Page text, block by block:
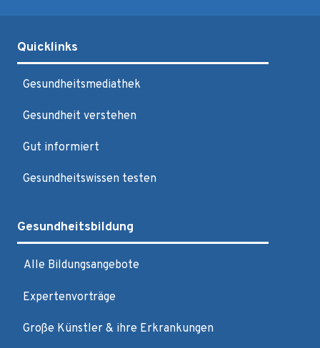
Quicklinks
Gesundheitsmediathek
Gesundheit verstehen
Gut informiert
Gesundheitswissen testen
Gesundheitsbildung
Alle Bildungsangebote
Expertenvorträge
Große Künstler & ihre Erkrankungen